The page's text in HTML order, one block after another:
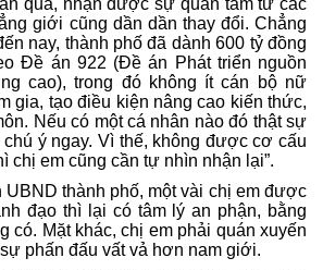
qua, nhận được sự quan tâm từ các
giới cũng dần dần thay đổi. Chẳng
nay, thành phố đã dành 600 tỷ đồng
Đề án 922 (Đề án Phát triển nguồn
cao), trong đó không ít cán bộ nữ
gia, tạo điều kiện nâng cao kiến thức,
Nếu có một cá nhân nào đó thật sự
ý ngay. Vì thế, không được cơ cấu
chị em cũng cần tự nhìn nhận lại”.
UBND thành phố, một vài chị em được
đạo thì lại có tâm lý an phận, bằng
có. Mặt khác, chị em phải quán xuyến
phấn đấu vất vả hơn nam giới.